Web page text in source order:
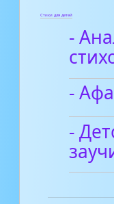
Стихи для детей
-
-
-